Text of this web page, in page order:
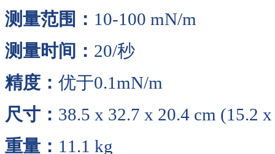
测量范围： 10-100 mN/m
测量时间： 20/秒
精度： 优于0.1mN/m
尺寸： 38.5 x 32.7 x 20.4 cm (15.2
重量： 11.1 kg